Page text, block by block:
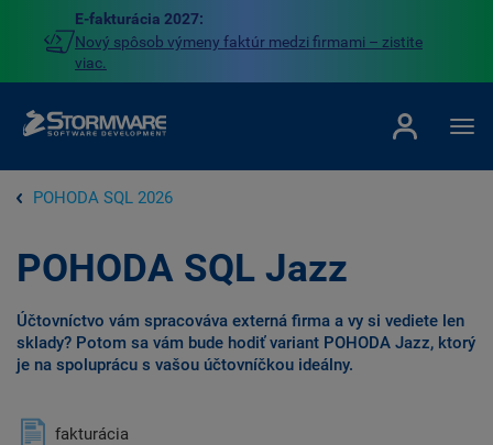
E-fakturácia 2027:
Nový spôsob výmeny faktúr medzi firmami – zistite
viac.
POHODA SQL 2026
POHODA SQL Jazz
Účtovníctvo vám spracováva externá firma a vy si vediete len
sklady? Potom sa vám bude hodiť variant POHODA Jazz, ktorý
je na spoluprácu s vašou účtovníčkou ideálny.
fakturácia